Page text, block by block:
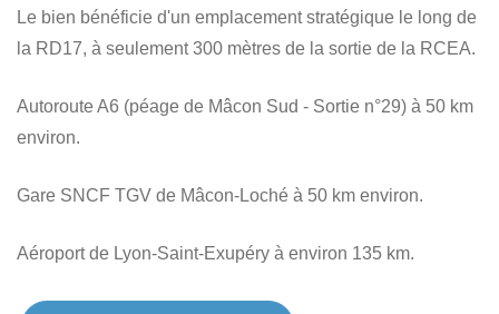
Le bien bénéficie d'un emplacement stratégique le long de
la RD17, à seulement 300 mètres de la sortie de la RCEA.
Autoroute A6 (péage de Mâcon Sud - Sortie n°29) à 50 km
environ.
Gare SNCF TGV de Mâcon-Loché à 50 km environ.
Aéroport de Lyon-Saint-Exupéry à environ 135 km.